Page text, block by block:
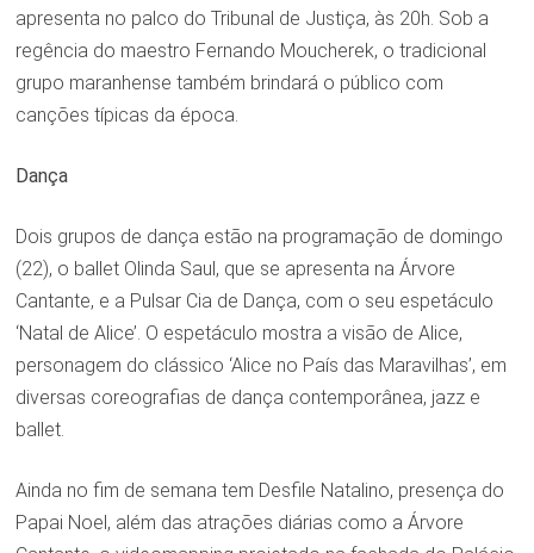
apresenta no palco do Tribunal de Justiça, às 20h. Sob a
regência do maestro Fernando Moucherek, o tradicional
grupo maranhense também brindará o público com
canções típicas da época.
Dança
Dois grupos de dança estão na programação de domingo
(22), o ballet Olinda Saul, que se apresenta na Árvore
Cantante, e a Pulsar Cia de Dança, com o seu espetáculo
‘Natal de Alice’. O espetáculo mostra a visão de Alice,
personagem do clássico ‘Alice no País das Maravilhas’, em
diversas coreografias de dança contemporânea, jazz e
ballet.
Ainda no fim de semana tem Desfile Natalino, presença do
Papai Noel, além das atrações diárias como a Árvore